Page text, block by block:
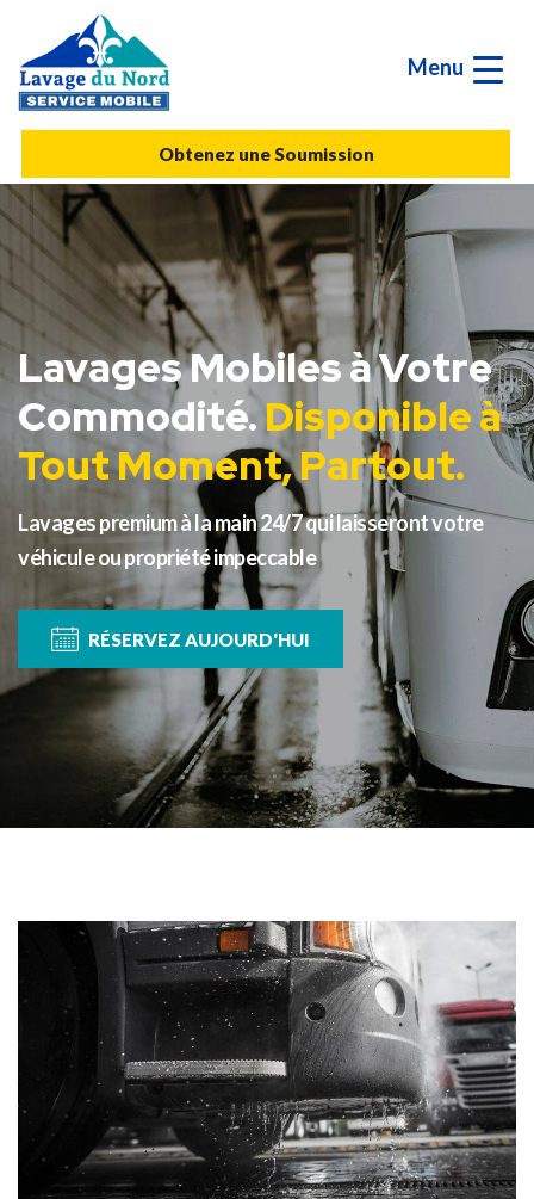
Menu
Obtenez une Soumission
Lavages Mobiles à Votre
Commodité.Disponible à
Tout Moment, Partout.
Lavages premium à la main 24/7 qui laisseront votre
véhicule ou propriété impeccable
RÉSERVEZ AUJOURD'HUI